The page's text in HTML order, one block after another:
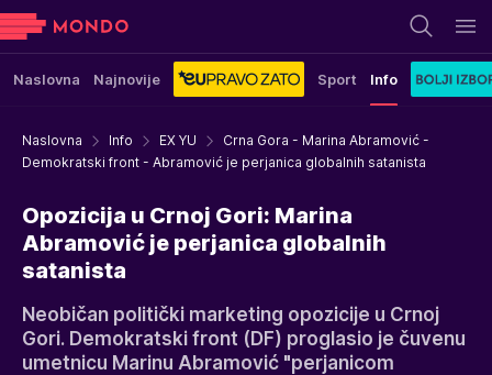
Naslovna Najnovije Sport Info
Naslovna Info EX YU
Crna Gora - Marina Abramović -
Demokratski front - Abramović je perjanica globalnih satanista
Opozicija u Crnoj Gori: Marina
Abramović je perjanica globalnih
satanista
Neobičan politički marketing opozicije u Crnoj
Gori. Demokratski front (DF) proglasio je čuvenu
umetnicu Marinu Abramović "perjanicom